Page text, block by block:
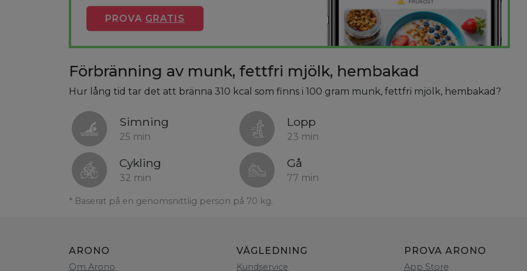
PROVA GRATIS
Förbränning av munk, fettfri mjölk, hembakad
Hur lång tid tar det att bränna 310 kcal som finns i 100 gram munk, fettfri mjölk, hembakad?
Simning
25 min
Lopp
23 min
Cykling
32 min
Gå
77 min
* Baserat på en genomsnittlig person på 70 kg.
ARONO
Om Arono
VÄGLEDNING
Kundservice
PROVA ARONO
App Store